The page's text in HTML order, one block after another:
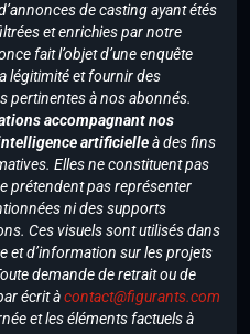
de casting ayant étés
et enrichies par notre
fait l’objet d’une enquête
légitimité et fournir des
pertinentes à nos abonnés.
accompagnant nos
artificielleà des fins
Elles ne constituent pas
prétendent pas représenter
ni des supports
Ces visuels sont utilisés dans
et d’information sur les projets
demande de retrait ou de
écrit àcontact@figurants.com
et les éléments factuels à